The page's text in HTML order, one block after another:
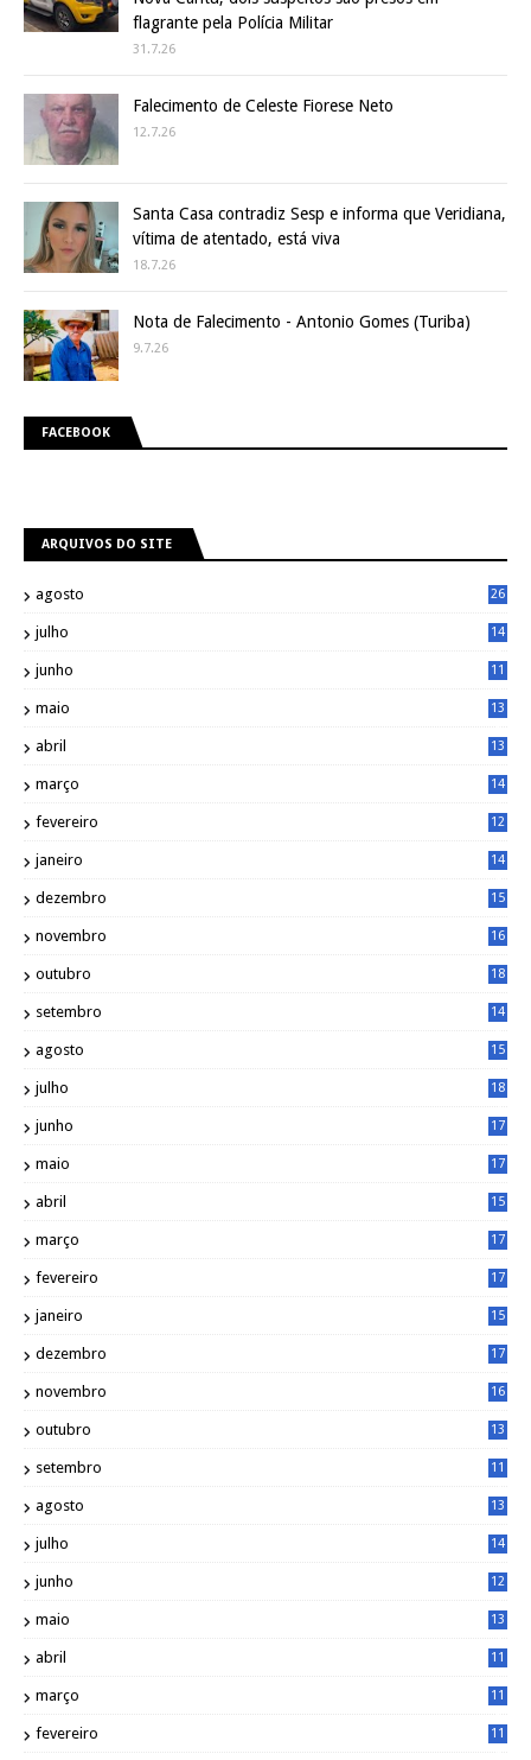
flagrante pela Polícia Militar
31.7.26
Falecimento de Celeste Fiorese Neto
12.7.26
Santa Casa contradiz Sesp e informa que Veridiana,
vítima de atentado, está viva
18.7.26
Nota de Falecimento - Antonio Gomes (Turiba)
9.7.26
FACEBOOK
ARQUIVOS DO SITE
agosto 26
julho
14
junho
11
maio
13
abril
13
março
14
fevereiro
12
janeiro
14
dezembro
15
novembro
16
outubro
18
setembro
14
agosto
15
julho
18
junho
17
maio
17
abril
15
março
17
fevereiro
17
janeiro
15
dezembro
17
novembro
16
outubro
13
setembro
11
agosto
13
julho
14
junho
12
maio
13
abril
11
março
11
fevereiro
11